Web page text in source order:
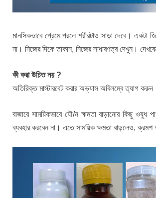
মানসিকভাবে প্রেমে পরলে শরীরটাও সাড়া দেবে। একটা
না। নিজের দিকে তাকান, নিজের সাধারণত্ব দেখুন।
কী করা উচিত নয় ?
অতিরিক্ত মাস্টারবেট করার অভ্যাস অবিলম্বে ত্যাগ
বাজারে সাময়িকভাবে যৌ/ন ক্ষমতা বাড়ানোর কিছু
ব্যবহার করবেন না। এতে সাময়িক ক্ষমতা বাড়লেও,